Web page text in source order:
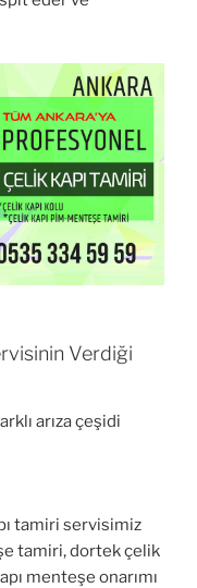
Verdiği
arıza çeşidi
tamiri servisimiz
tamiri, dortek çelik
menteşe onarımı